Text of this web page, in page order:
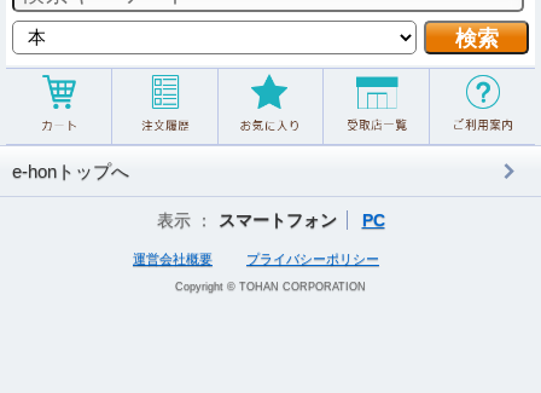
e-honトップへ
表示 ： スマートフォン PC
運営会社概要 プライバシーポリシー
Copyright © TOHAN CORPORATION